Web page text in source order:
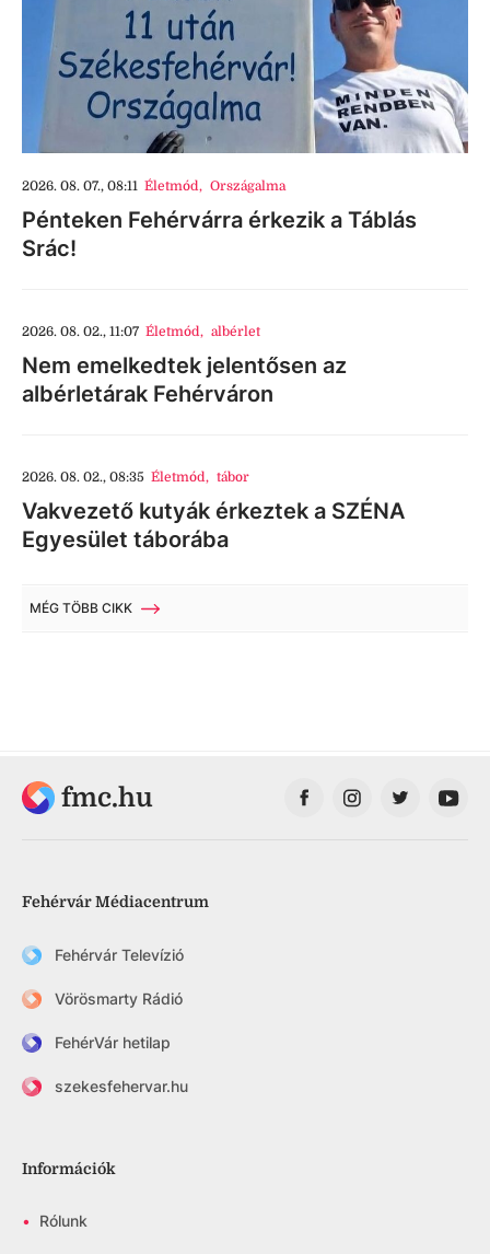
2026. 08. 07., 08:11 Életmód, Országalma
Pénteken Fehérvárra érkezik a Táblás
Srác!
2026. 08. 02., 11:07 Életmód, albérlet
Nem emelkedtek jelentősen az
albérletárak Fehérváron
2026. 08. 02., 08:35 Életmód, tábor
Vakvezető kutyák érkeztek a SZÉNA
Egyesület táborába
MÉG TÖBB CIKK
fmc.hu
Fehérvár Médiacentrum
Fehérvár Televízió
Vörösmarty Rádió
FehérVár hetilap
szekesfehervar.hu
Információk
• Rólunk